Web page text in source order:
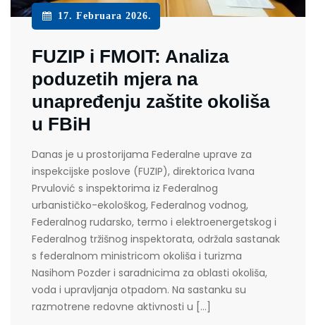
17. Februara 2026.
FUZIP i FMOIT: Analiza
poduzetih mjera na
unapređenju zaštite okoliša
u FBiH
Danas je u prostorijama Federalne uprave za
inspekcijske poslove (FUZIP), direktorica Ivana
Prvulović s inspektorima iz Federalnog
urbanističko-ekološkog, Federalnog vodnog,
Federalnog rudarsko, termo i elektroenergetskog i
Federalnog tržišnog inspektorata, održala sastanak
s federalnom ministricom okoliša i turizma
Nasihom Pozder i saradnicima za oblasti okoliša,
voda i upravljanja otpadom. Na sastanku su
razmotrene redovne aktivnosti u […]